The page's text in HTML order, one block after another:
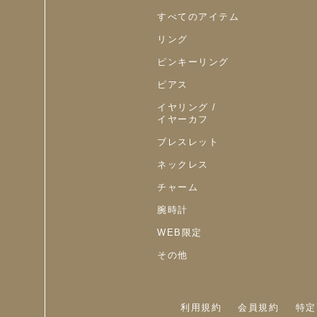
すべてのアイテム
リング
ピンキーリング
ピアス
イヤリング /
イヤーカフ
ブレスレット
ネックレス
チャーム
腕時計
WEB限定
その他
利用規約 会員規約 特